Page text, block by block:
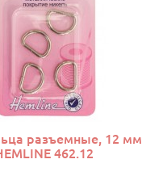
разъемные, 12 мм
462.12